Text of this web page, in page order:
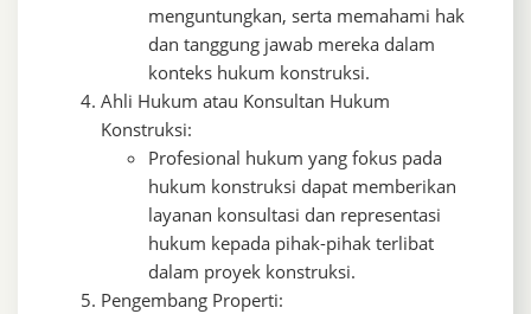
menguntungkan, serta memahami hak
dan tanggung jawab mereka dalam
konteks hukum konstruksi.
Ahli Hukum atau Konsultan Hukum
Konstruksi:
Profesional hukum yang fokus pada
hukum konstruksi dapat memberikan
layanan konsultasi dan representasi
hukum kepada pihak-pihak terlibat
dalam proyek konstruksi.
Pengembang Properti: